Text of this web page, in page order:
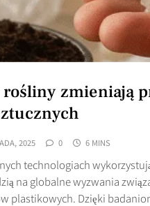
rośliny zmieniają
2025 0 6 MINS
technologiach
na globalne wyzwania
plastikowych. Dzięki